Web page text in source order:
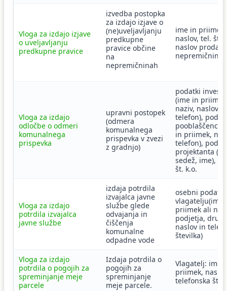
Vloga za izdajo izjave
o uveljavljanju
predkupne pravice
izvedba postopka
za izdajo izjave o
(ne)uveljavljanju
predkupne
pravice občine
na
nepremičninah
ime in priimek,
naslov, tel. št.
naslov
nepremičnine
Vloga za izdajo
odločbe o odmeri
komunalnega
prispevka
upravni postopek
(odmera
komunalnega
prispevka v zvezi
z gradnjo)
podatki
(ime in
naziv, naslov,
telefon),
pooblaščenca
in priimek,
telefon),
projektanta
sedež, ime),
št. k.o.
Vloga za izdajo
potrdila izvajalca
javne službe
izdaja potrdila
izvajalca javne
službe glede
odvajanja in
čiščenja
komunalne
odpadne vode
osebni podatki
vlagatelju(ime
priimek ali
podjetja,
naslov in
številka)
Vloga za izdajo
potrdila o pogojih za
spreminjanje meje
parcele
Izdaja potrdila o
pogojih za
spreminjanje
meje parcele.
Vlagatelj: ime
priimek,
telefonska